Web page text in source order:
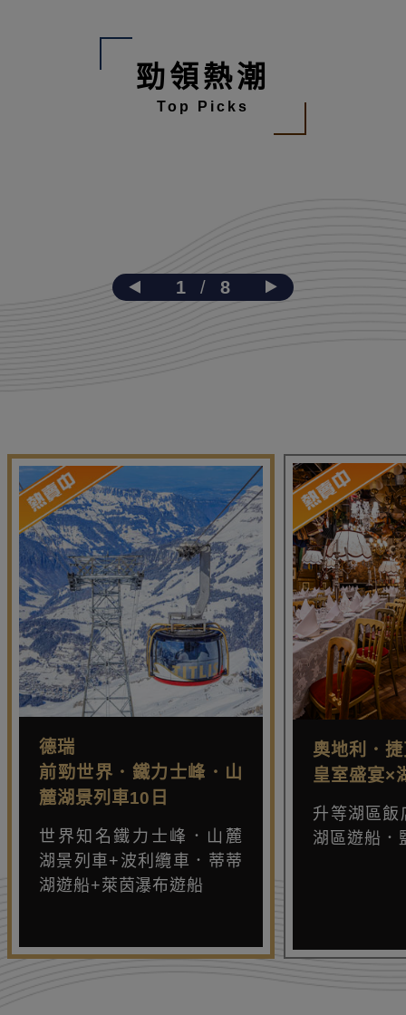
勁領熱潮
Top Picks
德瑞
前勁世界．鐵力士峰．山
麓湖景列車10日
世界知名鐵力士峰．山麓
湖景列車+波利纜車．蒂蒂
湖遊船+萊茵瀑布遊船
奧地利．
皇室盛宴×
升等湖區飯
湖區遊船．
1 / 8